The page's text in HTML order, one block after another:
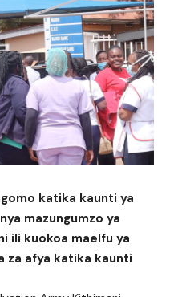
katika kaunti ya
mazungumzo ya
ili kuokoa maelfu ya
za afya katika kaunti